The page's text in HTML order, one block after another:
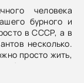
человека
бурного и
в СССР, а в
несколько.
просто жить,
выпал шанс
места, где не